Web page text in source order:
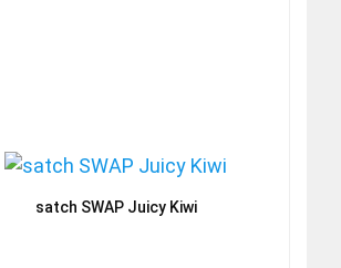
satch SWAP Juicy Kiwi